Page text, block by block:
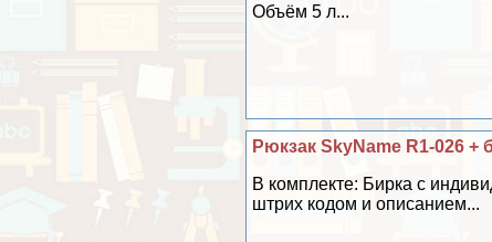
Объём 5 л...
Рюкзак SkyName R1-026 +
В комплекте: Бирка с
штрих кодом и описанием...